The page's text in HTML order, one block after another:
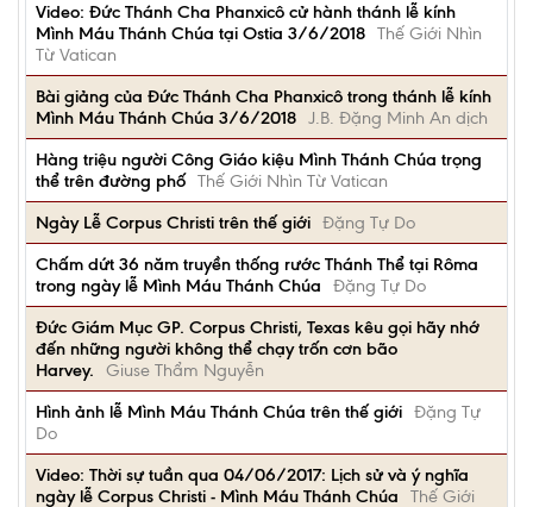
Video: Đức Thánh Cha Phanxicô cử hành thánh lễ kính
Mình Máu Thánh Chúa tại Ostia 3/6/2018 Thế Giới Nhìn
Từ Vatican
Bài giảng của Đức Thánh Cha Phanxicô trong thánh lễ kính
Mình Máu Thánh Chúa 3/6/2018 J.B. Đặng Minh An dịch
Hàng triệu người Công Giáo kiệu Mình Thánh Chúa trọng
thể trên đường phố Thế Giới Nhìn Từ Vatican
Ngày Lễ Corpus Christi trên thế giới Đặng Tự Do
Chấm dứt 36 năm truyền thống rước Thánh Thể tại Rôma
trong ngày lễ Mình Máu Thánh Chúa
Đặng Tự Do
Đức Giám Mục GP. Corpus Christi, Texas kêu gọi hãy nhớ
đến những người không thể chạy trốn cơn bão
Harvey.
Giuse Thẩm Nguyễn
Hình ảnh lễ Mình Máu Thánh Chúa trên thế giới Đặng Tự
Do
Video: Thời sự tuần qua 04/06/2017: Lịch sử và ý nghĩa
ngày lễ Corpus Christi - Mình Máu Thánh Chúa
Thế Giới